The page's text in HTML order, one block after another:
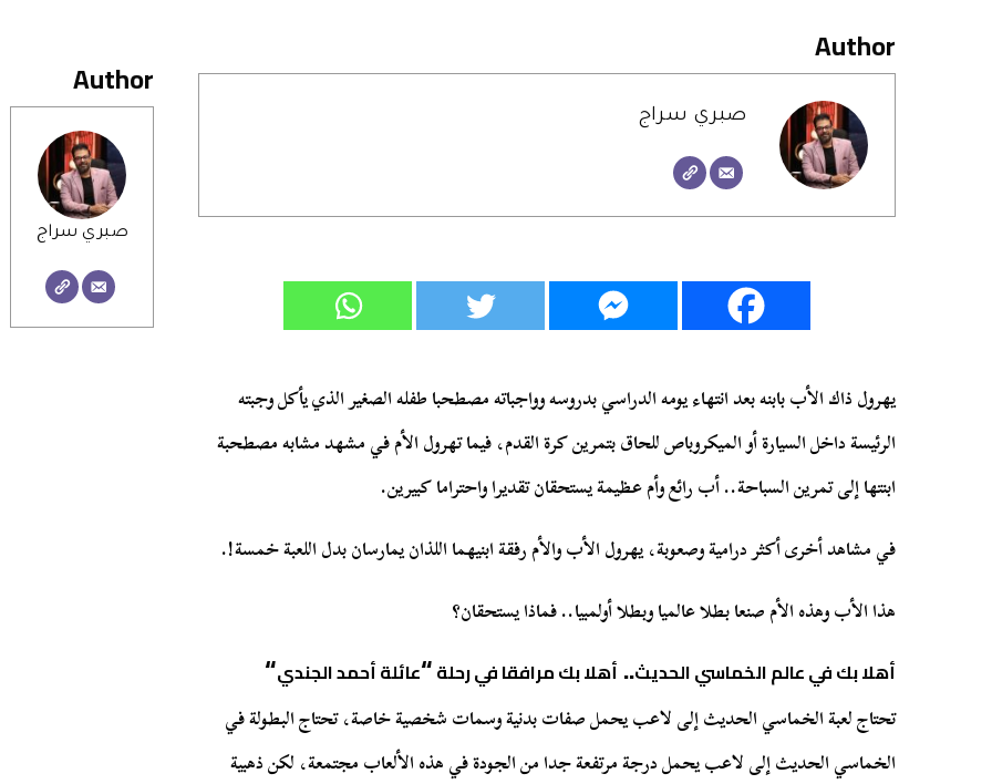
Author
صبري سراج
Author
صبري سراج
يهرول ذاك الأب بابنه بعد انتهاء يومه الدراسي بدروسه وواجباته مصطحبا طفله الصغير الذي يأكل وجبته
الرئيسة داخل السيارة أو الميكروباص للحاق بتمرين كرة القدم، فيما تهرول الأم في مشهد مشابه مصطحبة
ابنتها إلى تمرين السباحة..أب رائع وأم عظيمة يستحقان تقديرا واحتراما كبيرين.
في مشاهد أخرى أكثر درامية وصعوبة، يهرول الأب والأم رفقة ابنيهما اللذان يمارسان بدل اللعبة خمسة!.
هذا الأب وهذه الأم صنعا بطلا عالميا وبطلا أولمبيا..فماذا يستحقان؟
أهلا بك في عالم الخماسي الحديث.. أهلا بك مرافقا في رحلة“عائلة أحمد الجندي“
تحتاج لعبة الخماسي الحديث إلى لاعب يحمل صفات بدنية وسمات شخصية خاصة، تحتاج البطولة في
الخماسي الحديث إلى لاعب يحمل درجة مرتفعة جدا من الجودة في هذه الألعاب مجتمعة، لكن ذهبية